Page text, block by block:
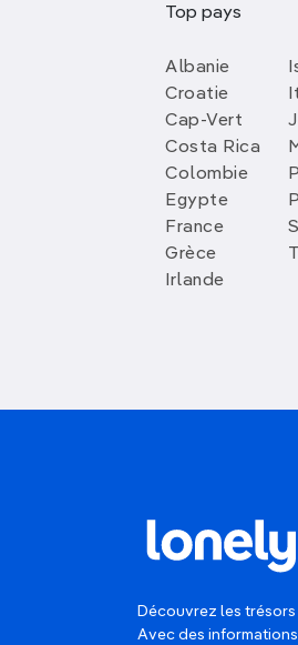
Top pays
Albanie
Croatie
Cap-Vert
Costa Rica
Colombie
Egypte
France
Grèce
Irlande
Découvrez les
Avec des